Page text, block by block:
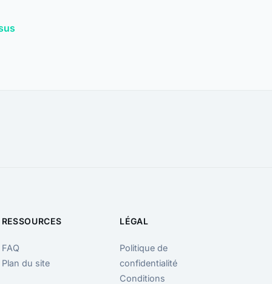
RESSOURCES
FAQ
Plan du site
LÉGAL
Politique de
confidentialité
Conditions